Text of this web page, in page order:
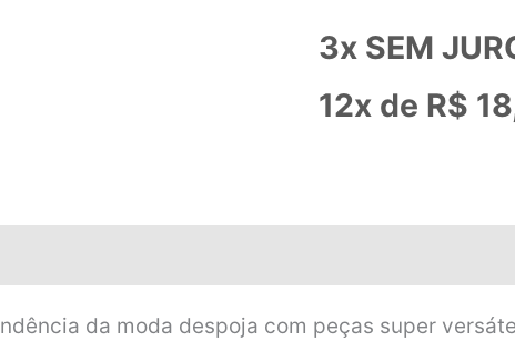
3x SEM
12x de R$
da moda despoja com peças super